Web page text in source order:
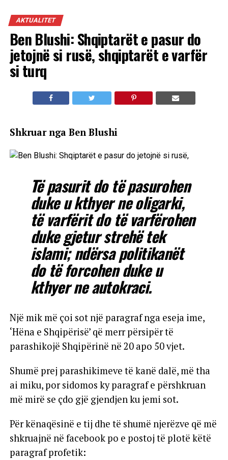
AKTUALITET
Ben Blushi: Shqiptarët e pasur do
jetojnë si rusë, shqiptarët e varfër
si turq
Shkruar nga Ben Blushi
Të pasurit do të pasurohen
duke u kthyer ne oligarki,
të varfërit do të varfërohen
duke gjetur strehë tek
islami; ndërsa politikanët
do të forcohen duke u
kthyer ne autokraci.
Një mik më çoi sot një paragraf nga eseja ime,
‘Hëna e Shqipërisë’ që merr përsipër të
parashikojë Shqipërinë në 20 apo 50 vjet.
Shumë prej parashikimeve të kanë dalë, më tha
ai miku, por sidomos ky paragraf e përshkruan
më mirë se çdo gjë gjendjen ku jemi sot.
Për kënaqësinë e tij dhe të shumë njerëzve që më
shkruajnë në facebook po e postoj të plotë këtë
paragraf profetik: